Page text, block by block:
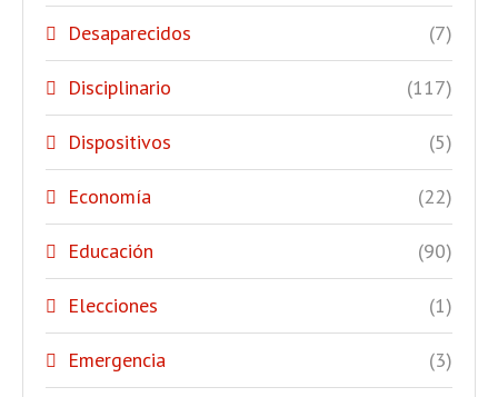
Desaparecidos (7)
Disciplinario (117)
Dispositivos (5)
Economía (22)
Educación (90)
Elecciones (1)
Emergencia (3)